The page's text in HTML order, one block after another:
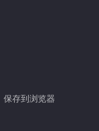
保存到浏览器